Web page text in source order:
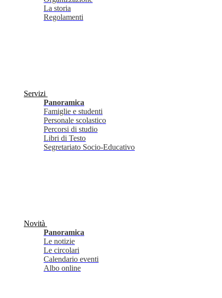
La storia
Regolamenti
Servizi
Panoramica
Famiglie e studenti
Personale scolastico
Percorsi di studio
Libri di Testo
Segretariato Socio-Educativo
Novità
Panoramica
Le notizie
Le circolari
Calendario eventi
Albo online